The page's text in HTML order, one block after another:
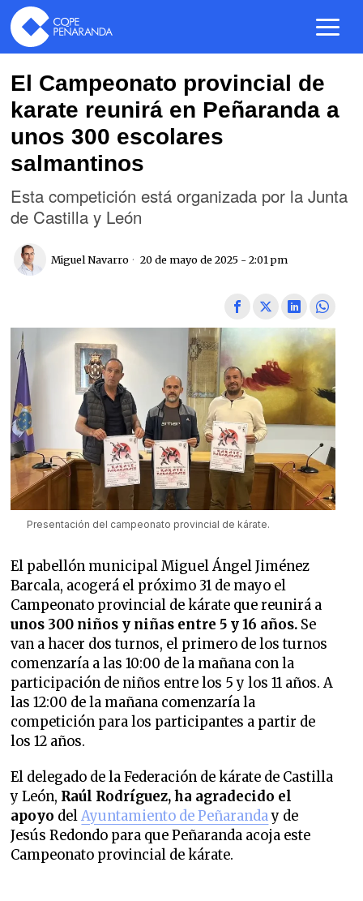
El Campeonato provincial de
karate reunirá en Peñaranda a
unos 300 escolares
salmantinos
Esta competición está organizada por la Junta
de Castilla y León
Miguel Navarro 20 de mayo de 2025 - 2:01 pm
Presentación del campeonato provincial de kárate.
El pabellón municipal Miguel Ángel Jiménez
Barcala, acogerá el próximo 31 de mayo el
Campeonato provincial de kárate que reunirá a
unos 300 niños y niñas entre 5 y 16 años. Se
van a hacer dos turnos, el primero de los turnos
comenzaría a las 10:00 de la mañana con la
participación de niños entre los 5 y los 11 años. A
las 12:00 de la mañana comenzaría la
competición para los participantes a partir de
los 12 años.
El delegado de la Federación de kárate de Castilla
y León, Raúl Rodríguez, ha agradecido el
apoyo delAyuntamiento de Peñaranday de
Jesús Redondo para que Peñaranda acoja este
Campeonato provincial de kárate.